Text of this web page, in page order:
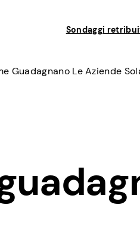
Sondaggi
Guadagnano Le Aziende